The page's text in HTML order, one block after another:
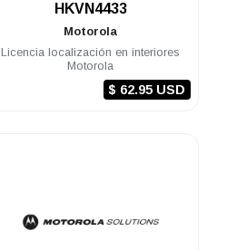
HKVN4433
Motorola
Licencia localización en interiores
Motorola
$ 62.95 USD